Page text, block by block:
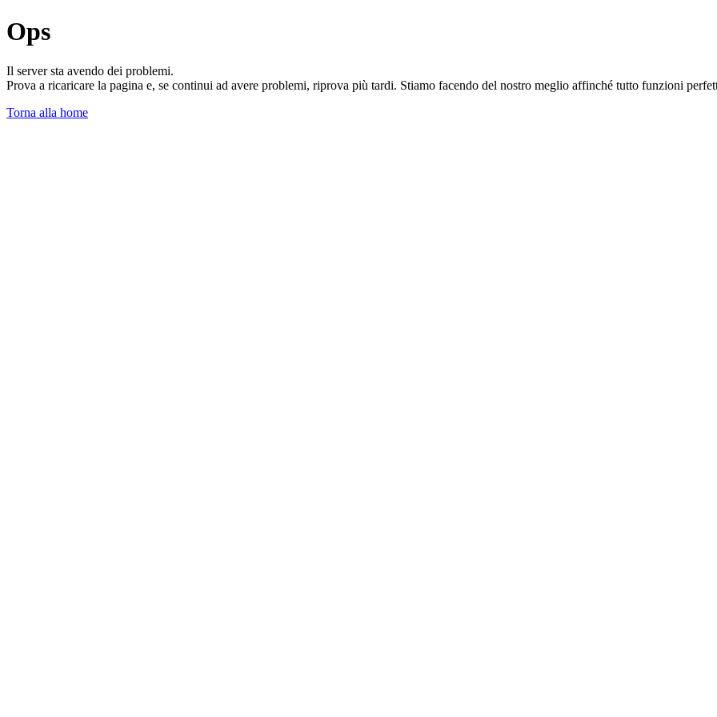
Ops
Il server sta avendo dei problemi.
Prova a ricaricare la pagina e, se continui ad avere problemi, riprova più tardi. Stiamo facendo del nostro meglio affinché tutto funzioni
Torna alla home